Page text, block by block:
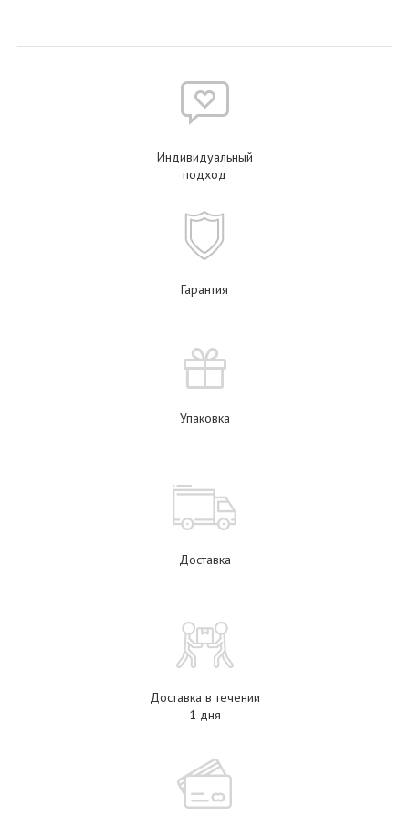
Индивидуальный
подход
Гарантия
Упаковка
Доставка
Доставка в течении
1 дня